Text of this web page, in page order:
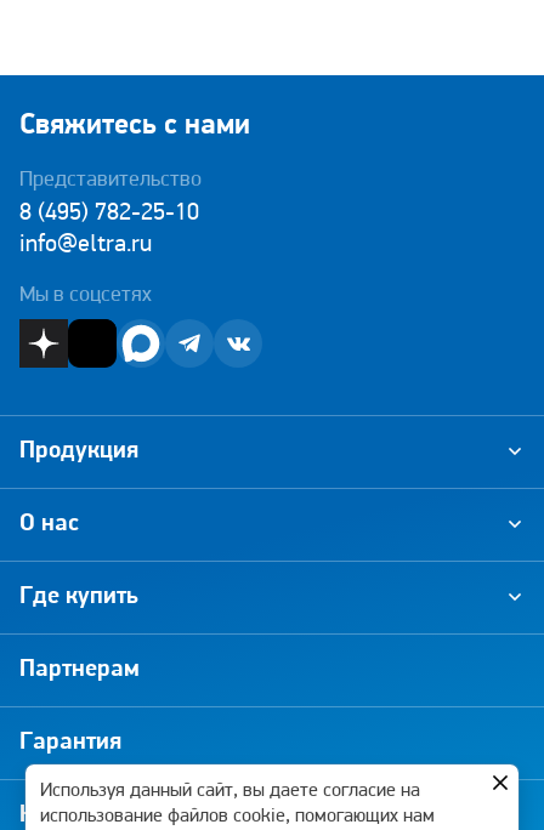
Свяжитесь с нами
Представительство
8 (495) 782-25-10
info@eltra.ru
Мы в соцсетях
О нас
Где купить
Партнерам
Гарантия
Новости и акции
Продукция
Используя данный сайт, вы даете согласие на
использование файлов cookie, помогающих нам